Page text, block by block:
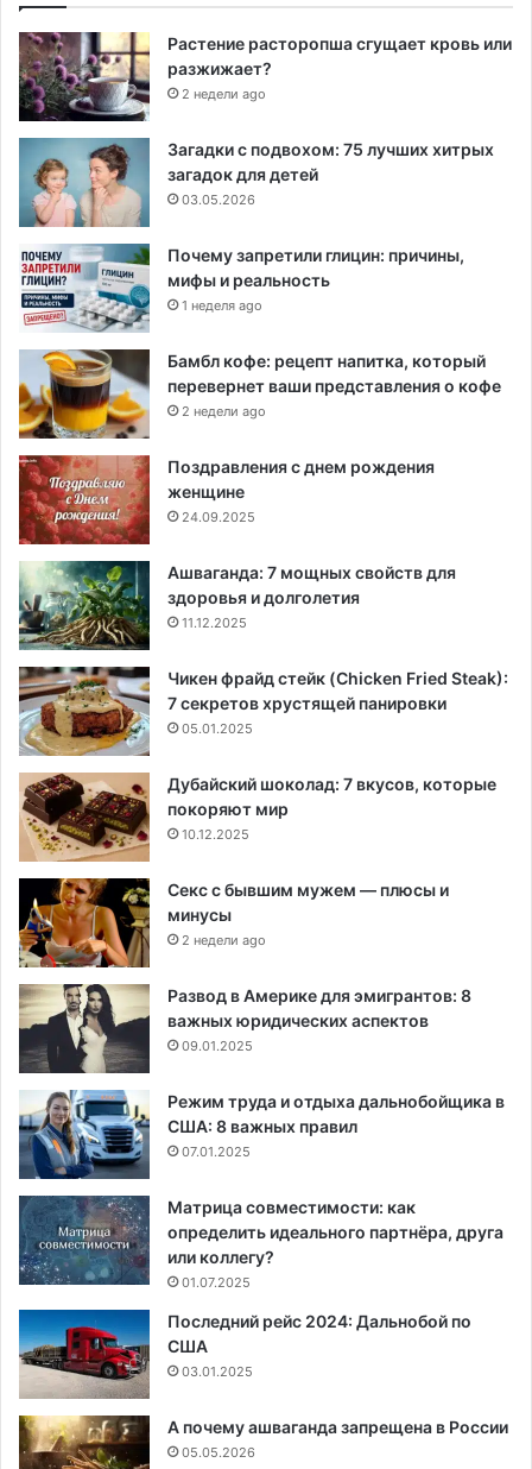
Растение расторопша сгущает кровь или
разжижает?
2 недели ago
Загадки с подвохом: 75 лучших хитрых
загадок для детей
03.05.2026
Почему запретили глицин: причины,
мифы и реальность
1 неделя ago
Бамбл кофе: рецепт напитка, который
перевернет ваши представления о кофе
2 недели ago
Поздравления с днем рождения
женщине
24.09.2025
Ашваганда: 7 мощных свойств для
здоровья и долголетия
11.12.2025
Чикен фрайд стейк (Chicken Fried Steak):
7 секретов хрустящей панировки
05.01.2025
Дубайский шоколад: 7 вкусов, которые
покоряют мир
10.12.2025
Секс с бывшим мужем — плюсы и
минусы
2 недели ago
Развод в Америке для эмигрантов: 8
важных юридических аспектов
09.01.2025
Режим труда и отдыха дальнобойщика в
США: 8 важных правил
07.01.2025
Матрица совместимости: как
определить идеального партнёра, друга
или коллегу?
01.07.2025
Последний рейс 2024: Дальнобой по
США
03.01.2025
А почему ашваганда запрещена в России
05.05.2026